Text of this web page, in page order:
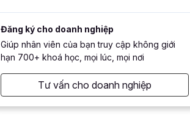
Đăng ký cho doanh nghiệp
Giúp nhân viên của bạn truy cập không giới
hạn 700+ khoá học, mọi lúc, mọi nơi
Tư vấn cho doanh nghiệp